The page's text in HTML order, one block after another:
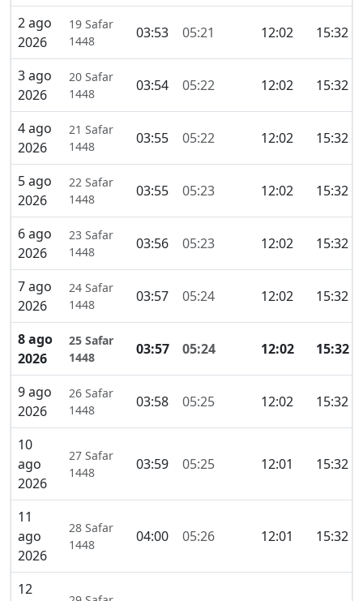
2 ago
2026
19 Safar
1448
03:53 05:21 12:02 15:32
3 ago
2026
20 Safar
1448
03:54 05:22 12:02 15:32
4 ago
2026
21 Safar
1448
03:55 05:22 12:02 15:32
5 ago
2026
22 Safar
1448
03:55 05:23 12:02 15:32
6 ago
2026
23 Safar
1448
03:56 05:23 12:02 15:32
7 ago
2026
24 Safar
1448
03:57 05:24 12:02 15:32
8 ago
2026
25 Safar
1448
03:57 05:24 12:02 15:32
9 ago
2026
26 Safar
1448
03:58 05:25 12:02 15:32
10
ago
2026
27 Safar
1448
03:59 05:25 12:01 15:32
11
ago
2026
28 Safar
1448
04:00 05:26 12:01 15:32
12